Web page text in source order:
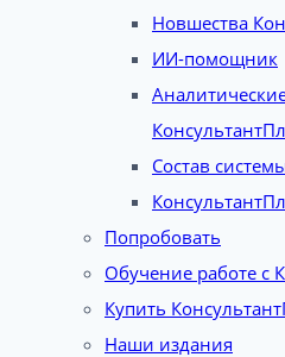
Новшества
ИИ-помощник
Состав
Попробовать
Обучение работе с
Купить
Наши издания